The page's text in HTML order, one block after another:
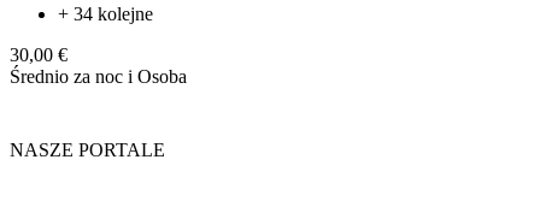
+ 34 kolejne
30,00 €
Średnio za noc i Osoba
NASZE PORTALE